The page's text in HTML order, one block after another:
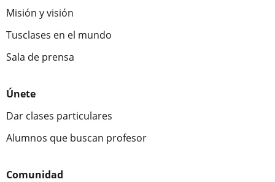
Misión y visión
Tusclases en el mundo
Sala de prensa
Únete
Dar clases particulares
Alumnos que buscan profesor
Comunidad